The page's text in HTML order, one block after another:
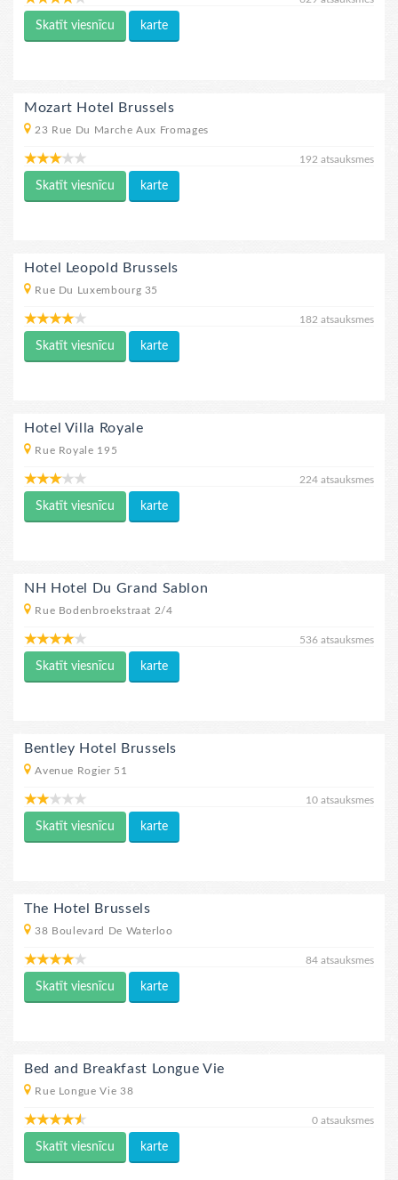
Skatīt viesnīcu karte
Mozart Hotel Brussels
23 Rue Du Marche Aux Fromages
192 atsauksmes
Skatīt viesnīcu karte
Hotel Leopold Brussels
Rue Du Luxembourg 35
182 atsauksmes
Skatīt viesnīcu karte
Hotel Villa Royale
Rue Royale 195
224 atsauksmes
Skatīt viesnīcu karte
NH Hotel Du Grand Sablon
Rue Bodenbroekstraat 2/4
536 atsauksmes
Skatīt viesnīcu karte
Bentley Hotel Brussels
Avenue Rogier 51
10 atsauksmes
Skatīt viesnīcu karte
The Hotel Brussels
38 Boulevard De Waterloo
84 atsauksmes
Skatīt viesnīcu karte
Bed and Breakfast Longue Vie
Rue Longue Vie 38
0 atsauksmes
Skatīt viesnīcu karte